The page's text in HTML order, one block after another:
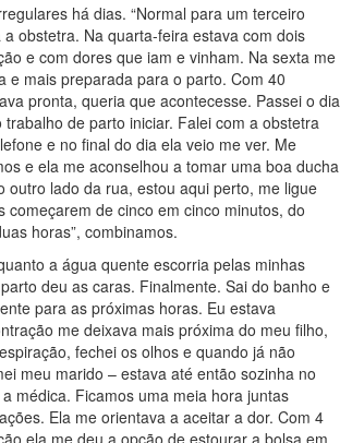
há dias. “Normal para um terceiro
a obstetra. Na quarta-feira estava com dois
e com dores que iam e vinham. Na sexta me
e mais preparada para o parto. Com 40
pronta, queria que acontecesse. Passei o dia
de parto iniciar. Falei com a obstetra
e no final do dia ela veio me ver. Me
e ela me aconselhou a tomar uma boa ducha
outro lado da rua, estou aqui perto, me ligue
começarem de cinco em cinco minutos, do
horas”, combinamos.
a água quente escorria pelas minhas
deu as caras. Finalmente. Sai do banho e
para as próximas horas. Eu estava
me deixava mais próxima do meu filho,
fechei os olhos e quando já não
meu marido – estava até então sozinha no
médica. Ficamos uma meia hora juntas
Ela me orientava a aceitar a dor. Com 4
ela me deu a opção de estourar a bolsa em